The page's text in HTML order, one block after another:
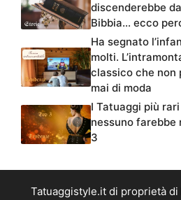
discenderebbe
Bibbia… ecco
Ha segnato
molti.
classico che non
mai di moda
I Tatuaggi più
nessuno farebbe
3
Tatuaggistyle.it di proprietà di